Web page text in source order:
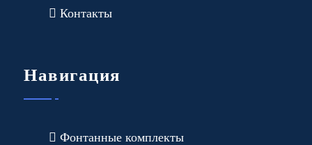
Контакты
Навигация
Фонтанные комплекты